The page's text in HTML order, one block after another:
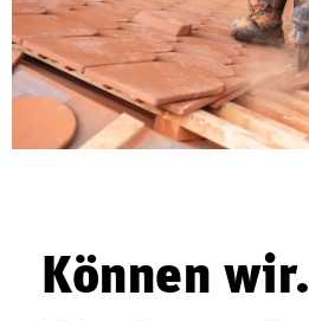
Können wir.